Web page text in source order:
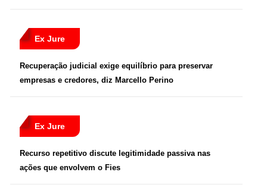
Ex Jure
Recuperação judicial exige equilíbrio para preservar
empresas e credores, diz Marcello Perino
Ex Jure
Recurso repetitivo discute legitimidade passiva nas
ações que envolvem o Fies